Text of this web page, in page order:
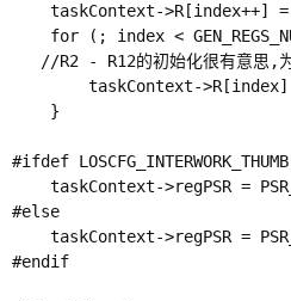
taskContext->R[index++]
for (; index <
//R2 - R12的初始化很有意思,为
taskContext-
    }
#ifdef
taskContext->regPSR =
#else
taskContext->regPSR =
#endif